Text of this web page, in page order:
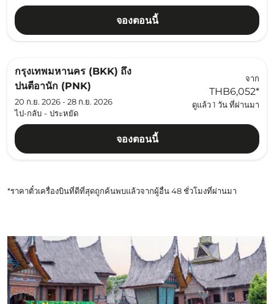
จองตอนนี้
กรุงเทพมหานคร (BKK) ถึง
ปนตีอานัก (PNK)
20 ก.ย. 2026 - 28 ก.ย. 2026
ไป-กลับ - ประหยัด
จาก
THB6,052*
ดูแล้ว 1 วัน ที่ผ่านมา
จองตอนนี้
*ราคาตั๋วเครื่องบินที่ดีที่สุดถูกค้นพบแล้วจากผู้อื่น 48 ชั่วโมงที่ผ่านมา